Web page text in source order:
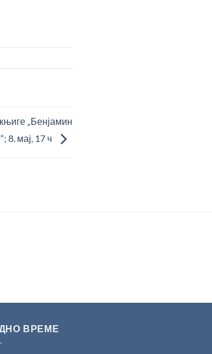
„Бенјамин
8. мај, 17 ч
ВРЕМЕ